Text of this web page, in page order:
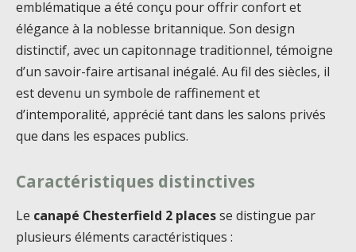
emblématique a été conçu pour offrir confort et
élégance à la noblesse britannique. Son design
distinctif, avec un capitonnage traditionnel, témoigne
d’un savoir-faire artisanal inégalé. Au fil des siècles, il
est devenu un symbole de raffinement et
d’intemporalité, apprécié tant dans les salons privés
que dans les espaces publics.
Caractéristiques distinctives
Le canapé Chesterfield 2 placesse distingue par
plusieurs éléments caractéristiques :